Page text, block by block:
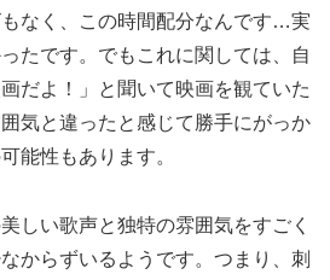
なく、この時間配分なんです…実
たです。でもこれに関しては、自
だよ！」と聞いて映画を観ていた
気と違ったと感じて勝手にがっか
能性もあります。
しい歌声と独特の雰囲気をすごく
からずいるようです。つまり、刺